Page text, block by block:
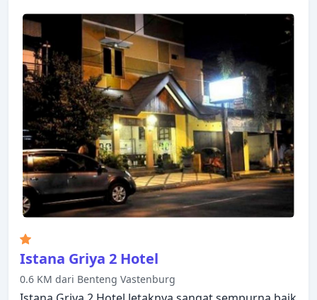
Istana Griya 2 Hotel
0.6 KM dari Benteng Vastenburg